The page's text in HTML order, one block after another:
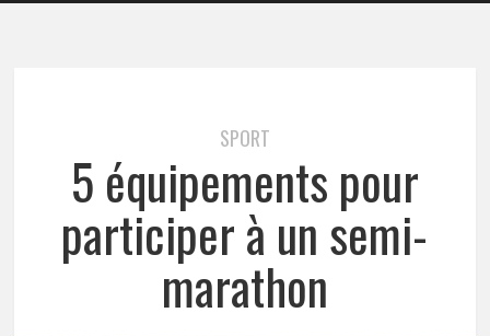
SPORT
5 équipements pour
participer à un semi-
marathon